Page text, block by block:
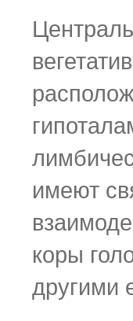
имеют
коры
другими